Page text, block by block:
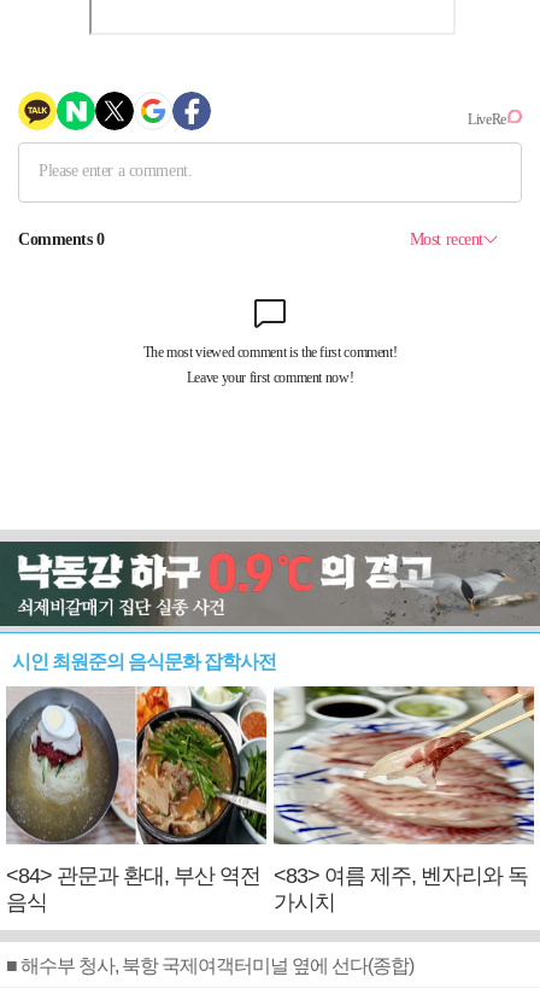
시인 최원준의 음식문화 잡학사전
<84> 관문과 환대, 부산 역전
음식
<83> 여름 제주, 벤자리와 독
가시치
■ 해수부 청사, 북항 국제여객터미널 옆에 선다(종합)